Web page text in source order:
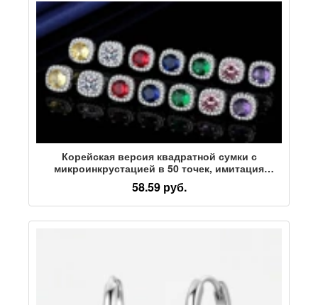
Корейская версия квадратной сумки с
микроинкрустацией в 50 точек, имитация
бриллианта в один карат, женские серьги,
набор ювелирных изделий, женские серьги
58.59 руб.